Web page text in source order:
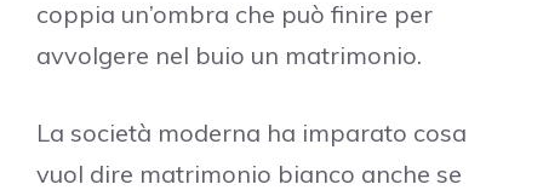
coppia un’ombra che può finire per
avvolgere nel buio un matrimonio.
La società moderna ha imparato cosa
vuol dire matrimonio bianco anche se